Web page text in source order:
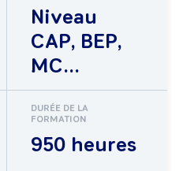
Niveau
CAP, BEP,
MC...
DURÉE DE LA
FORMATION
950 heures